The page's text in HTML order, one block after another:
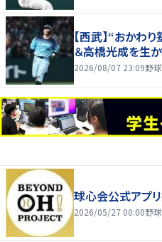
【西武】“おかわ
＆高橋光成を生か
2026/08/07 23:09野球
球心会公式アプ
2026/05/27 00:00野球